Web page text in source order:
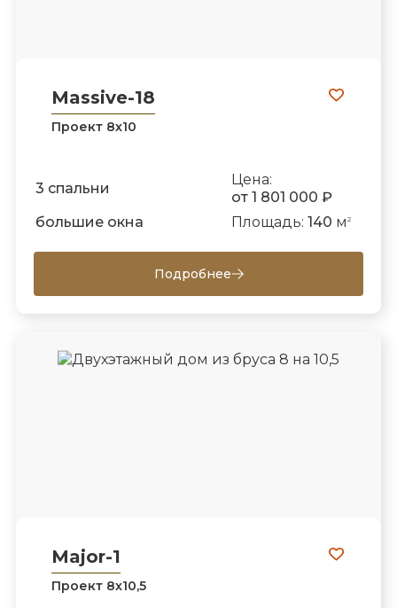
Massive-18
Проект 8х10
3 спальни
Цена:
от 1 801 000 ₽
большие окна
Площадь: 140 м 2
Подробнее
Major-1
Проект 8х10,5